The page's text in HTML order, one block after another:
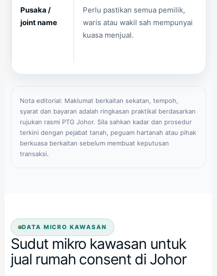
Pusaka /
joint name
Perlu pastikan semua pemilik,
waris atau wakil sah mempunyai
kuasa menjual.
Nota editorial: Maklumat berkaitan sekatan, tempoh,
syarat dan bayaran adalah ringkasan praktikal berdasarkan
rujukan rasmi PTG Johor. Sila sahkan kadar dan prosedur
terkini dengan pejabat tanah, peguam hartanah atau pihak
berkuasa berkaitan sebelum membuat keputusan
transaksi.
DATA MICRO KAWASAN
Sudut mikro kawasan untuk
jual rumah consent di Johor